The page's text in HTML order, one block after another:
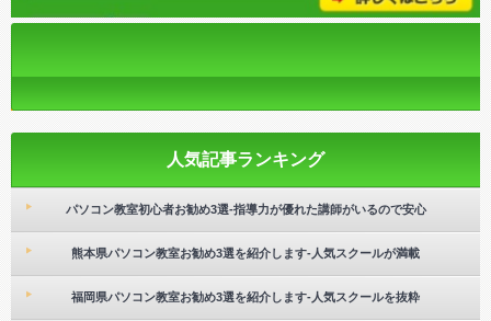
人気記事ランキング
パソコン教室初心者お勧め3選-指導力が優れた講師がいるので安心
熊本県パソコン教室お勧め3選を紹介します-人気スクールが満載
福岡県パソコン教室お勧め3選を紹介します-人気スクールを抜粋